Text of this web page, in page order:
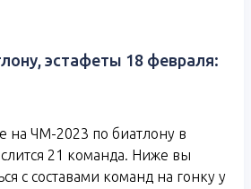
эстафеты 18 февраля:
на ЧМ-2023 по биатлону в
21 команда. Ниже вы
с составами команд на гонку у